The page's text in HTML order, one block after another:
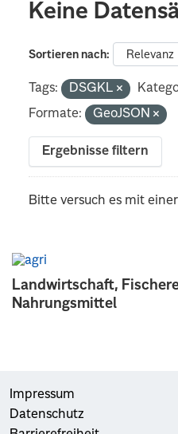
Landwirtschaft,
Nahrungsmittel
Keine
Sortieren nach
Tags: DSGKL
Formate:
GeoJSON
Ergebnisse filtern
Bitte versuch es mit
Impressum
Datenschutz